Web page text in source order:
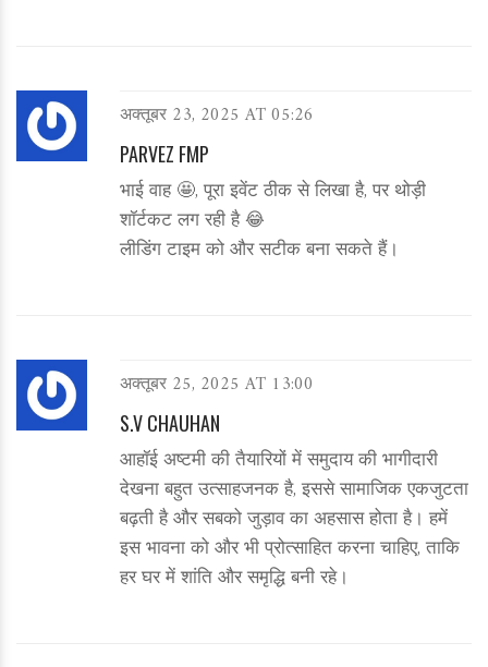
अक्तूबर 23, 2025 AT 05:26
PARVEZ FMP
भाई वाह 🤩, पूरा इवेंट ठीक से लिखा है, पर थोड़ी
शॉर्टकट लग रही है 😂
लीडिंग टाइम को और सटीक बना सकते हैं।
अक्तूबर 25, 2025 AT 13:00
S.V CHAUHAN
आहॉई अष्टमी की तैयारियों में समुदाय की भागीदारी
देखना बहुत उत्साहजनक है, इससे सामाजिक एकजुटता
बढ़ती है और सबको जुड़ाव का अहसास होता है। हमें
इस भावना को और भी प्रोत्साहित करना चाहिए, ताकि
हर घर में शांति और समृद्धि बनी रहे।